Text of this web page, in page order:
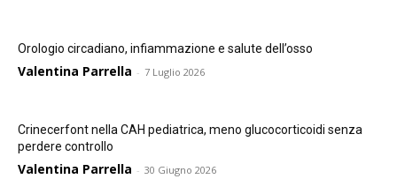
Orologio circadiano, infiammazione e salute dell’osso
Valentina Parrella - 7 Luglio 2026
Crinecerfont nella CAH pediatrica, meno glucocorticoidi senza
perdere controllo
Valentina Parrella - 30 Giugno 2026